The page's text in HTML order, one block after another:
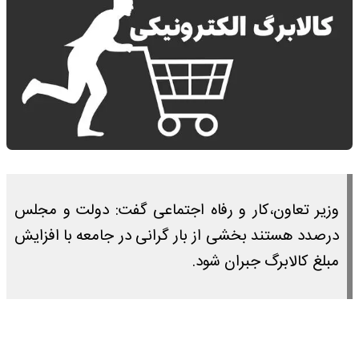
وزیر تعاون،کار و رفاه اجتماعی گفت: دولت و مجلس
درصدد هستند بخشی از بار گرانی در جامعه با افزایش
مبلغ کالابرگ جبران شود.